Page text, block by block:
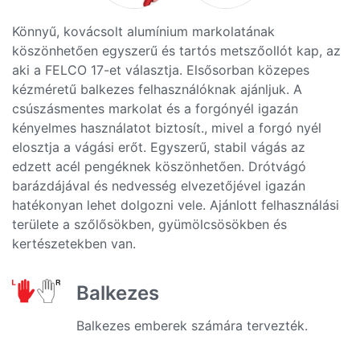
Könnyű, kovácsolt alumínium markolatának
köszönhetően egyszerű és tartós metszőollót kap, az
aki a FELCO 17-et választja. Elsősorban közepes
kézméretű balkezes felhasználóknak ajánljuk. A
csúszásmentes markolat és a forgónyél igazán
kényelmes használatot biztosít., mivel a forgó nyél
elosztja a vágási erőt. Egyszerű, stabil vágás az
edzett acél pengéknek köszönhetően. Drótvágó
barázdájával és nedvesség elvezetőjével igazán
hatékonyan lehet dolgozni vele. Ajánlott felhasználási
területe a szőlősökben, gyümölcsösökben és
kertészetekben van.
Balkezes
Balkezes emberek számára tervezték.